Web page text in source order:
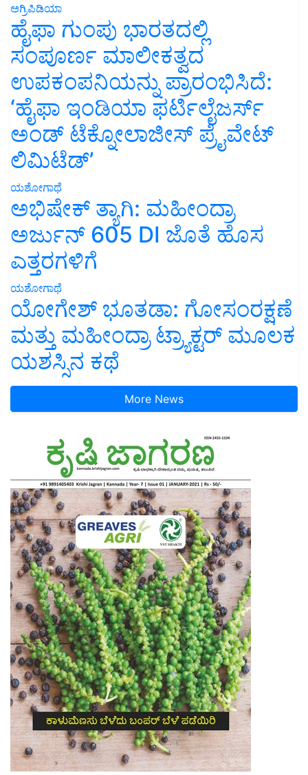
ಅಗ್ರಿಪಿಡಿಯಾ
ಹೈಫಾ ಗುಂಪು ಭಾರತದಲ್ಲಿ
ಸಂಪೂರ್ಣ ಮಾಲೀಕತ್ವದ
ಉಪಕಂಪನಿಯನ್ನು ಪ್ರಾರಂಭಿಸಿದೆ:
‘ಹೈಫಾ ಇಂಡಿಯಾ ಫರ್ಟಿಲೈಜರ್ಸ್
ಅಂಡ್ ಟೆಕ್ನೋಲಾಜೀಸ್ ಪ್ರೈವೇಟ್
ಲಿಮಿಟೆಡ್’
ಯಶೋಗಾಥೆ
ಅಭಿಷೇಕ್ ತ್ಯಾಗಿ: ಮಹೀಂದ್ರಾ
ಅರ್ಜುನ್ 605 DI ಜೊತೆ ಹೊಸ
ಎತ್ತರಗಳಿಗೆ
ಯಶೋಗಾಥೆ
ಯೋಗೇಶ್ ಭೂತಡಾ: ಗೋಸಂರಕ್ಷಣೆ
ಮತ್ತು ಮಹೀಂದ್ರಾ ಟ್ರ್ಯಾಕ್ಟರ್ ಮೂಲಕ
ಯಶಸ್ಸಿನ ಕಥೆ
More News